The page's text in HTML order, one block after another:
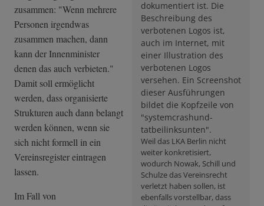
dokumentiert ist. Die
Beschreibung des
verbotenen Logos ist,
auch im Internet, mit
einer Illustration des
verbotenen Logos
versehen. Ein Screenshot
dieser Ausführungen
bildet die Kopfzeile von
"systemcrashund­
tatbeilinksunte­n".
Weil das LKA Berlin nicht
weiter konkretisiert,
wodurch Nowak, Schill und
Schulze das Vereinsrecht
verletzt haben sollen, ist
ebenfalls vorstellbar, dass
zusammen: "Wenn mehrere
Personen irgendwas
zusammen machen, dann
kann der Innenminister
denen das auch verbieten."
Damit soll ermöglicht
werden, dass organisierte
Strukturen auch dann belangt
werden können, wenn sie
sich nicht formell in ein
Vereinsregister eintragen
lassen.
Im Fall von